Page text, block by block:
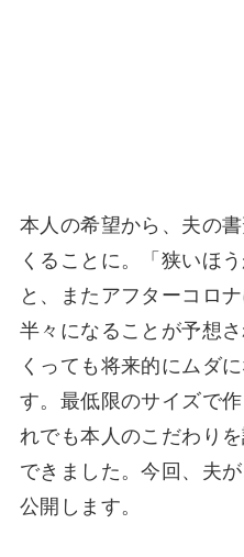
本人の希望から、夫の
くることに。「狭いほ
と、またアフターコロ
半々になることが予想
くっても将来的にムダ
す。最低限のサイズで
れでも本人のこだわり
できました。今回、夫
公開します。